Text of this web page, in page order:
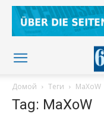
Домой Теги MaXoW
Tag: MaXoW